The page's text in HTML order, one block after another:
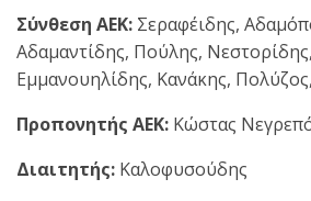
Σύνθεση ΑΕΚ: Σεραφέιδης,
Αδαμαντίδης, Πούλης,
Εμμανουηλίδης, Κανάκης,
Προπονητής ΑΕΚ: Κώστας
Διαιτητής: Καλοφυσούδης